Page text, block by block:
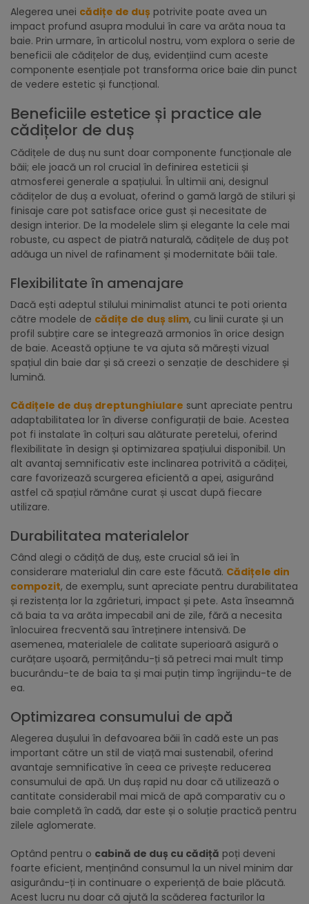
Alegerea unei cădițe de duș potrivite poate avea un
impact profund asupra modului în care va arăta noua ta
baie. Prin urmare, în articolul nostru, vom explora o serie de
beneficii ale cădițelor de duș, evidențiind cum aceste
componente esențiale pot transforma orice baie din punct
de vedere estetic și funcțional.
Beneficiile estetice și practice ale
cădițelor de duș
Cădițele de duș nu sunt doar componente funcționale ale
băii; ele joacă un rol crucial în definirea esteticii și
atmosferei generale a spațiului. În ultimii ani, designul
cădițelor de duș a evoluat, oferind o gamă largă de stiluri și
finisaje care pot satisface orice gust și necesitate de
design interior. De la modelele slim și elegante la cele mai
robuste, cu aspect de piatră naturală, cădițele de duș pot
adăuga un nivel de rafinament și modernitate băii tale.
Flexibilitate în amenajare
Dacă ești adeptul stilului minimalist atunci te poti orienta
către modele de cădițe de duș slim, cu linii curate și un
profil subțire care se integrează armonios în orice design
de baie. Această opțiune te va ajuta să mărești vizual
spațiul din baie dar și să creezi o senzație de deschidere și
lumină.
Cădițele de duș dreptunghiulare sunt apreciate pentru
adaptabilitatea lor în diverse configurații de baie. Acestea
pot fi instalate în colțuri sau alăturate peretelui, oferind
flexibilitate în design și optimizarea spațiului disponibil. Un
alt avantaj semnificativ este inclinarea potrivită a cădiței,
care favorizează scurgerea eficientă a apei, asigurând
astfel că spațiul rămâne curat și uscat după fiecare
utilizare.
Durabilitatea materialelor
Când alegi o cădiță de duș, este crucial să iei în
considerare materialul din care este făcută. Cădițele din
compozit, de exemplu, sunt apreciate pentru durabilitatea
și rezistența lor la zgârieturi, impact și pete. Asta înseamnă
că baia ta va arăta impecabil ani de zile, fără a necesita
înlocuirea frecventă sau întreținere intensivă. De
asemenea, materialele de calitate superioară asigură o
curățare ușoară, permițându-ți să petreci mai mult timp
bucurându-te de baia ta și mai puțin timp îngrijindu-te de
ea.
Optimizarea consumului de apă
Alegerea dușului în defavoarea băii în cadă este un pas
important către un stil de viață mai sustenabil, oferind
avantaje semnificative în ceea ce privește reducerea
consumului de apă. Un duș rapid nu doar că utilizează o
cantitate considerabil mai mică de apă comparativ cu o
baie completă în cadă, dar este și o soluție practică pentru
zilele aglomerate.
Optând pentru o cabină de duș cu cădiță poți deveni
foarte eficient, menținând consumul la un nivel minim dar
asigurându-ți in continuare o experiență de baie plăcută.
Acest lucru nu doar că ajută la scăderea facturilor la